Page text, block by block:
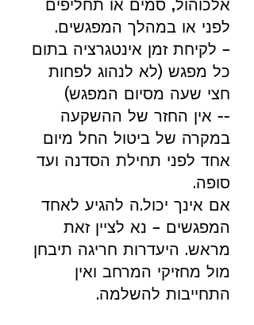
אלכוהול, סמים או תחליפים
לפני או במהלך המפגשים.
– לקיחת זמן אינטגרציה בתום
כל מפגש (לא לנהוג לפחות
חצי שעה מסיום המפגש)
-- אין החזר של ההשקעה
במקרה של ביטול החל מיום
אחד לפני תחילת הסדנה ועד
סופה.
אם אינך יכול.ה להגיע לאחד
המפגשים – נא לציין זאת
מראש. היעדרות חריגה תיבחן
מול מחזיקי המרחב ואין
התחייבות להשלמה.